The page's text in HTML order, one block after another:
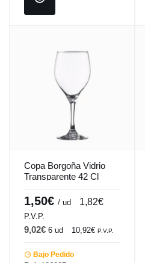
Copa Borgoña Vidrio
Transparente 42 Cl
Vintage Vicrila
1,50€ / ud 1,82€
P.V.P.
9,02€ 6 ud 10,92€ P.V.P.
Bajo Pedido